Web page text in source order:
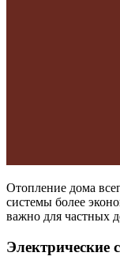
Отопление дома
системы более
важно для частных
Электрические